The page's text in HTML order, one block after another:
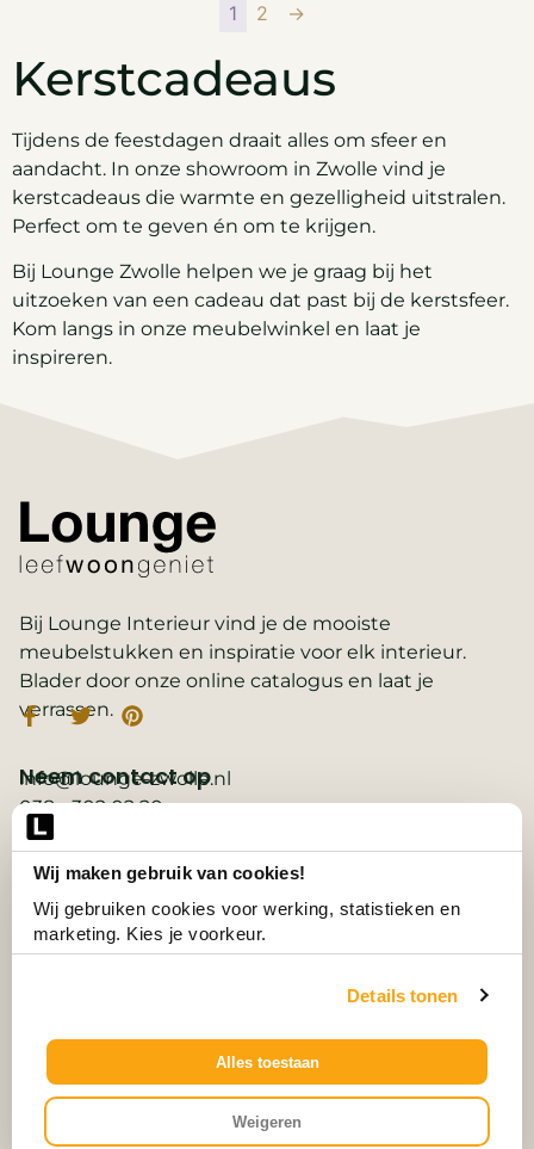
Wij maken gebruik van cookies!
Wij gebruiken cookies voor werking, statistieken en
marketing. Kies je voorkeur.
Details tonen
Alles toestaan
Weigeren
1 2 →
Kerstcadeaus
Tijdens de feestdagen draait alles om sfeer en
aandacht. In onze showroom in Zwolle vind je
kerstcadeaus die warmte en gezelligheid uitstralen.
Perfect om te geven én om te krijgen.
Bij Lounge Zwolle helpen we je graag bij het
uitzoeken van een cadeau dat past bij de kerstsfeer.
Kom langs in onze meubelwinkel en laat je
inspireren.
Bij Lounge Interieur vind je de mooiste
meubelstukken en inspiratie voor elk interieur.
Blader door onze online catalogus en laat je
verrassen.
Belangrijke links
2D ontwerp
3D ontwerp
Collectie
Neem contact op
info@lounge-zwolle.nl
038 - 302 02 20
Anthony Fokkerstraat 3, 8013 NS Zwolle
© Alle Rechten Voorbehouden.